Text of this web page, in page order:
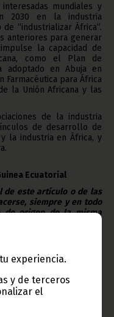
experiencia.
y de terceros
el
mundiales y
2030 en la industria
“industrializar África”.
anteriores para generar
la capacidad de
como el Plan de
adoptado en Abuja en
Farmacéutica para África
la Unión Africana y las
de la industria
de desarrollo de
la industria en África, y
Ecuatorial
de este artículo o de las
siempre y en todo
de origen de la misma
Ecuatorial).